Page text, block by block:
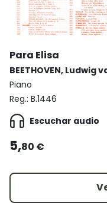
Para Elisa
BEETHOVEN, Ludwig
Piano
Reg.: B.1446
Escuchar audio
5,80 €